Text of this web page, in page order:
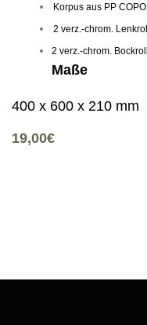
Korpus aus PP COPO
2 verz.-chrom.
2 verz.-chrom.
Maße
400 x 600 x 210 mm
19,00€